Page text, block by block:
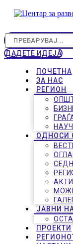
ДАДЕТЕ ИДЕЈА
ПОЧЕТНА
ЗА НАС
РЕГИОН
ОДНОСИ
ЈАВНИ
ПРОЕКТИ